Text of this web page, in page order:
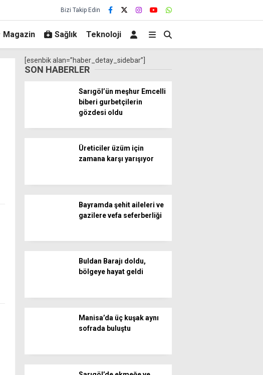
Bizi Takip Edin
Magazin Sağlık Teknoloji
[esenbik alan=”haber_detay_sidebar”]
SON HABERLER
Sarıgöl’ün meşhur Emcelli
biberi gurbetçilerin
gözdesi oldu
Üreticiler üzüm için
zamana karşı yarışıyor
Bayramda şehit aileleri ve
gazilere vefa seferberliği
Buldan Barajı doldu,
bölgeye hayat geldi
Manisa’da üç kuşak aynı
sofrada buluştu